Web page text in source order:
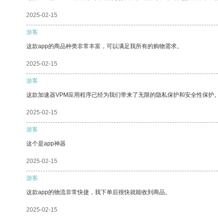
2025-02-15
游客
这款app的商品种类非常丰富，可以满足我所有的购物需求。
2025-02-15
游客
这款加速器VPM应用程序已经为我们带来了无限的隐私保护和安全性保护
2025-02-15
游客
这个是app神器
2025-02-15
游客
这款app的物流非常快捷，我下单后很快就能收到商品。
2025-02-15